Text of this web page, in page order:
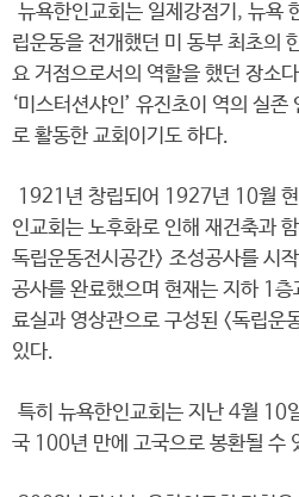
뉴욕한인교회는 일제강점기, 뉴욕
립운동을 전개했던 미 동부 최초의
요 거점으로서의 역할을 했던 장소
‘미스터션샤인’ 유진초이 역의 실
로 활동한 교회이기도 하다.
1921년 창립되어 1927년 10월
인교회는 노후화로 인해 재건축과
독립운동전시공간> 조성공사를 시
공사를 완료했으며 현재는 지하 1
료실과 영상관으로 구성된 <독립운
있다.
특히 뉴욕한인교회는 지난 4월 10
국 100년 만에 고국으로 봉환될 수